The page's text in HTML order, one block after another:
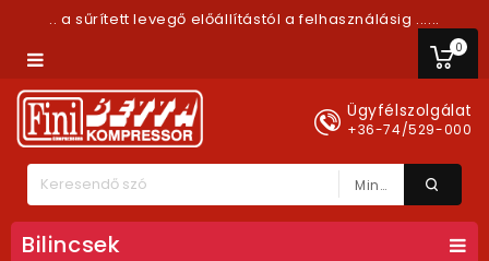
.. a sűrített levegő előállítástól a felhasználásig ......
0
Ügyfélszolgálat
+36-74/529-000
Minden Kategória
Bilincsek